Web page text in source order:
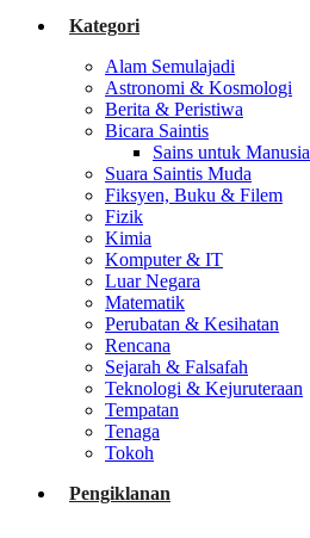
Kategori
Alam Semulajadi
Astronomi & Kosmologi
Berita & Peristiwa
Bicara Saintis
Sains untuk Manusia
Suara Saintis Muda
Fiksyen, Buku & Filem
Fizik
Kimia
Komputer & IT
Luar Negara
Matematik
Perubatan & Kesihatan
Rencana
Sejarah & Falsafah
Teknologi & Kejuruteraan
Tempatan
Tenaga
Tokoh
Pengiklanan